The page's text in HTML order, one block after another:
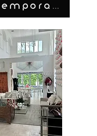
ARTE CONTEMPORANEO